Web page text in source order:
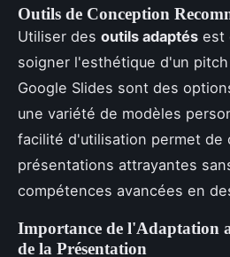
Outils de Conception
Utiliser des outils adaptés est
soigner l'esthétique d'un
Google Slides sont des
une variété de modèles
facilité d'utilisation permet de
présentations attrayantes
compétences avancées en
Importance de l'Adaptation
de la Présentation